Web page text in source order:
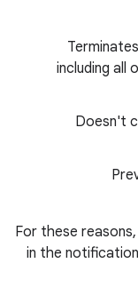
including all
Doesn't
For these
in the